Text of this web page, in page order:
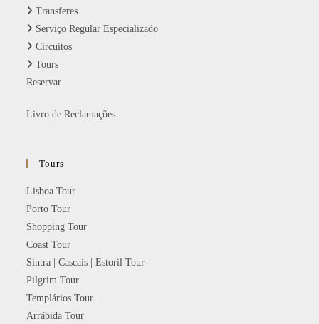
Transferes
Serviço Regular Especializado
Circuitos
Tours
Reservar
Livro de Reclamações
Tours
Lisboa Tour
Porto Tour
Shopping Tour
Coast Tour
Sintra | Cascais | Estoril Tour
Pilgrim Tour
Templários Tour
Arrábida Tour